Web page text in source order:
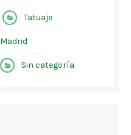
Tatuaje
Madrid
Sin categoría